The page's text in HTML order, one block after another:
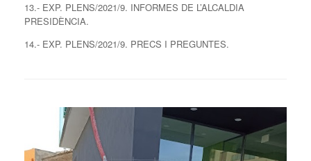
13.- EXP. PLENS/2021/9. INFORMES DE L’ALCALDIA
PRESIDÈNCIA.
14.- EXP. PLENS/2021/9. PRECS I PREGUNTES.